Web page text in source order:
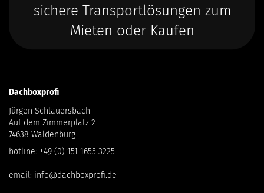
sichere Transportlösungen zum
Mieten oder Kaufen
Dachboxprofi
Jürgen Schlauersbach
Auf dem Zimmerplatz 2
74638 Waldenburg
hotline: +49 (0) 151 1655 3225
email: info@dachboxprofi.de